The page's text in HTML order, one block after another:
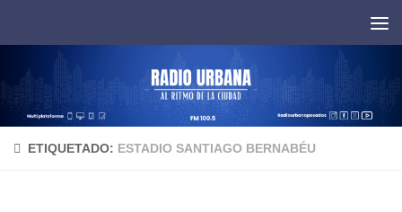
ETIQUETADO: ESTADIO SANTIAGO BERNABÉU